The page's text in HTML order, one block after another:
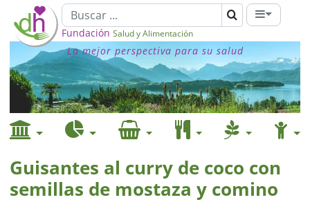
Fundación Salud y Alimentación
La mejor perspectiva para su salud
Guisantes al curry de coco con
semillas de mostaza y comino